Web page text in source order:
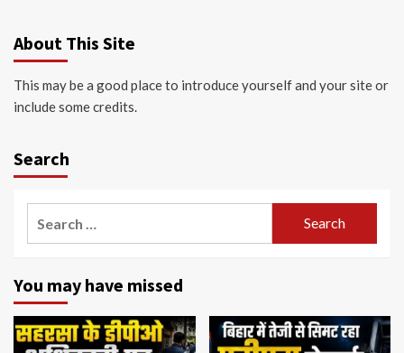
About This Site
This may be a good place to introduce yourself and your site or
include some credits.
Search
You may have missed